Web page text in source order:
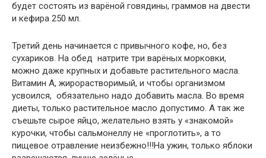
будет состоять из варёной говядины, граммов на двести
и кефира 250 мл.
Третий день начинается с привычного кофе, но, без
сухариков. На обед натрите три варёных морковки,
можно даже крупных и добавьте растительного масла.
Витамин А, жирорастворимый, и чтобы организмом
усвоился, обязательно надо добавить масла. Во время
диеты, только растительное масло допустимо. А так же
съешьте сырое яйцо, желательно взять у «знакомой»
курочки, чтобы сальмонеллу не «проглотить», а то
пищевое отравление неизбежно!!!На ужин, только яблоки